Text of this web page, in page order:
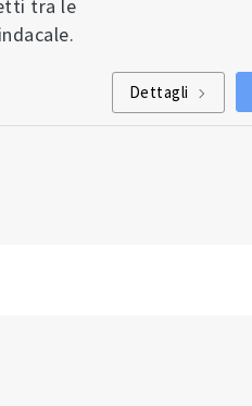
tra le
Dettagli